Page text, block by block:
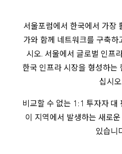
서울포럼에서 한국에서 가장
가와 함께 네트워크를 구축하
시오. 서울에서 글로벌 인프
한국 인프라 시장을 형성하는
십시오.
비교할 수 없는 1:1 투자자 대
이 지역에서 발생하는 새로
있습니